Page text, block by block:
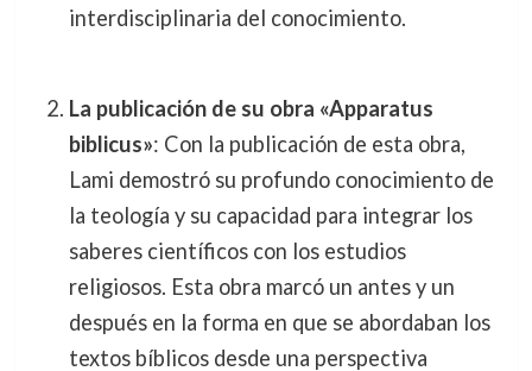
interdisciplinaria del conocimiento.
La publicación de su obra «Apparatus
biblicus»: Con la publicación de esta obra,
Lami demostró su profundo conocimiento de
la teología y su capacidad para integrar los
saberes científicos con los estudios
religiosos. Esta obra marcó un antes y un
después en la forma en que se abordaban los
textos bíblicos desde una perspectiva